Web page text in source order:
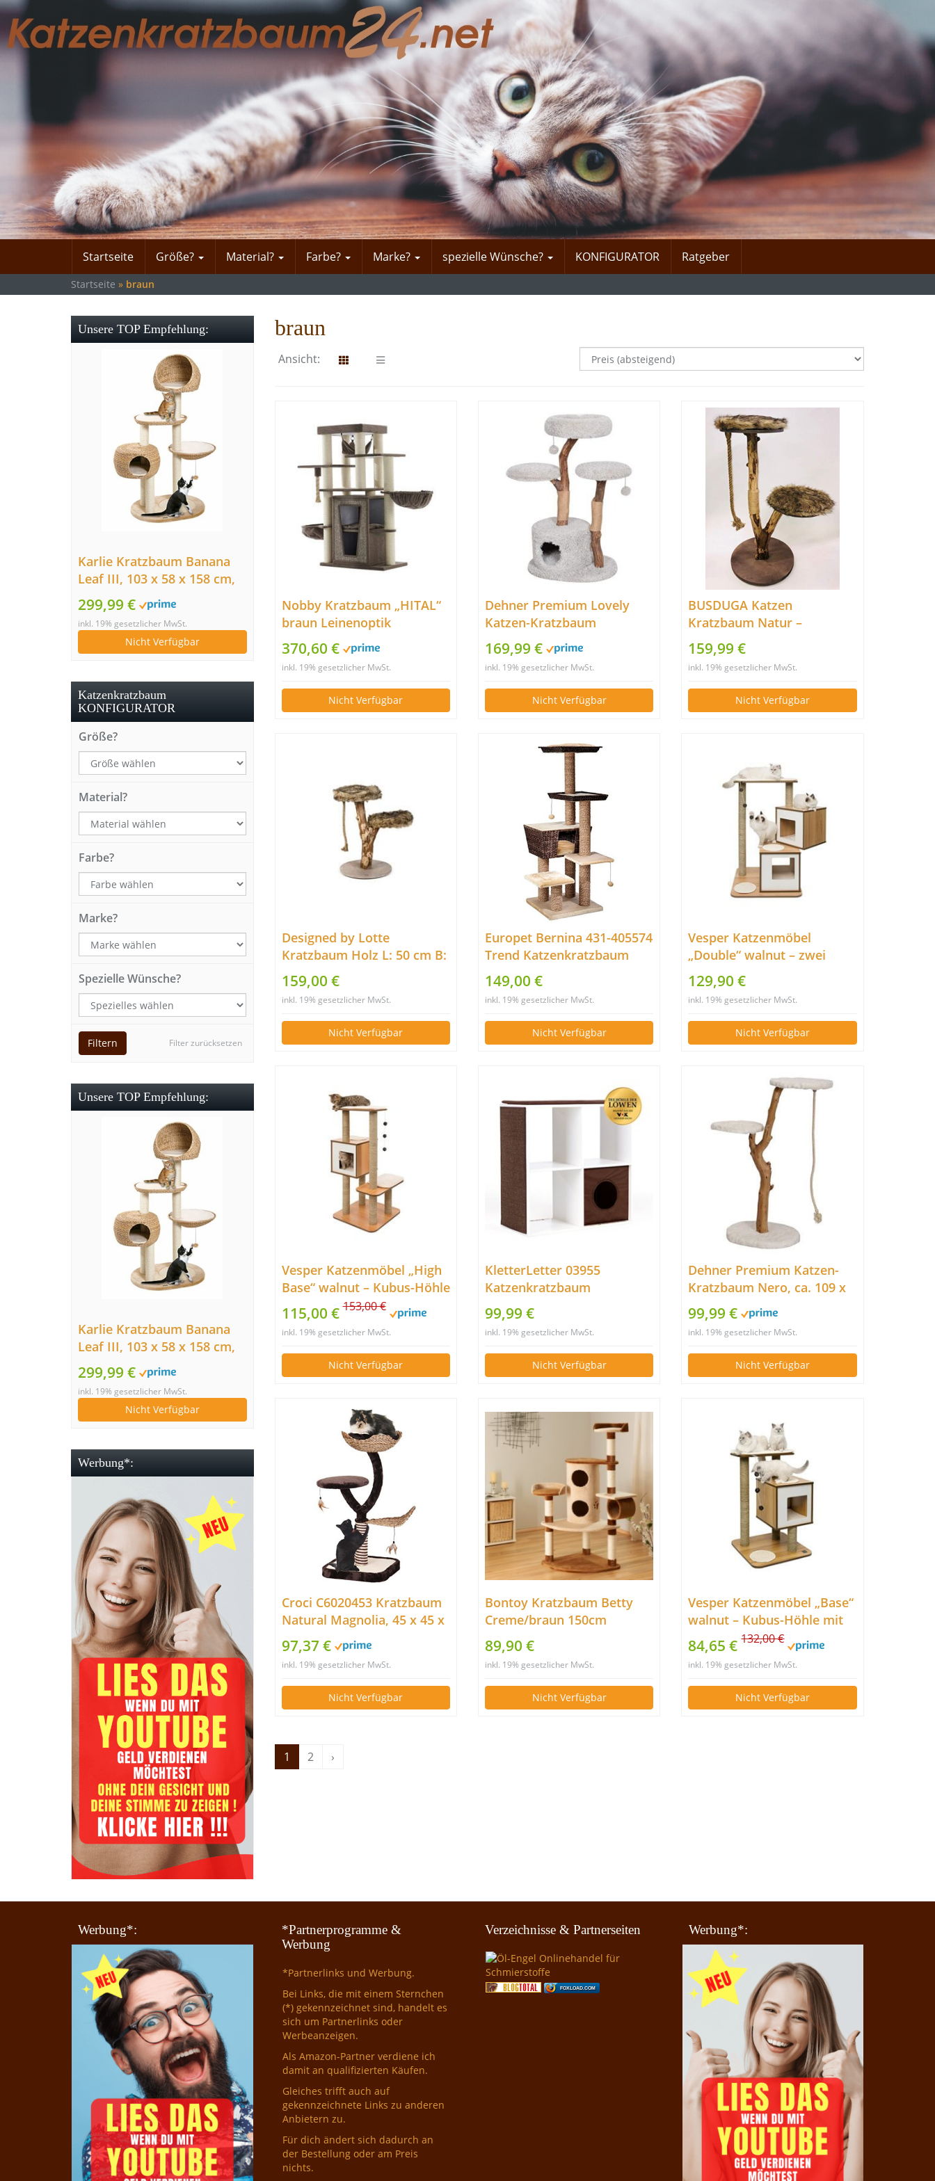
Skip
main
content
Startseite Größe? Material? Farbe? Marke? spezielle Wünsche? KONFIGURATOR Ratgeber
Startseite » braun
braun
Ansicht:
Nobby Kratzbaum „HITAL“
braun Leinenoptik
370,60 €
inkl. 19% gesetzlicher MwSt.
Nicht Verfügbar
Dehner Premium Lovely
Katzen-Kratzbaum
Aufsteigen & Abschalten,
ca. 110 x 60 x 45 cm,
Holz/Plüsch/Sisal, hellgrau
169,99 €
inkl. 19% gesetzlicher MwSt.
Nicht Verfügbar
BUSDUGA Katzen
Kratzbaum Natur –
Echtholz, 3 Größen zur
Wahl (MITTEL)
159,99 €
inkl. 19% gesetzlicher MwSt.
Nicht Verfügbar
Designed by Lotte
Kratzbaum Holz L: 50 cm B:
50 cm H: 68 cm Aviva
159,00 €
inkl. 19% gesetzlicher MwSt.
Nicht Verfügbar
Europet Bernina 431-405574
Trend Katzenkratzbaum
Curacao, 48 x 48 x 141 cm
149,00 €
inkl. 19% gesetzlicher MwSt.
Nicht Verfügbar
Vesper Katzenmöbel
„Double“ walnut – zwei
Kubus-Höhlen mit einer
Plattform
129,90 €
inkl. 19% gesetzlicher MwSt.
Nicht Verfügbar
Vesper Katzenmöbel „High
Base“ walnut – Kubus-Höhle
mit zwei Plattformen
115,00 €153,00 €
inkl. 19% gesetzlicher MwSt.
Nicht Verfügbar
KletterLetter 03955
Katzenkratzbaum
„Würfeloase“ | Grosser
Kratzbaum Für Katzen |
Sisal Teppich Kratzteppich |
Mit Liegeflächen Für Große
Katzen Und Kleine Katzen |
99,99 €
inkl. 19% gesetzlicher MwSt.
Nicht Verfügbar
Dehner Premium Katzen-
Kratzbaum Nero, ca. 109 x
50 x 40 cm, Holz/Plüsch,
braun/weiß
99,99 €
inkl. 19% gesetzlicher MwSt.
Nicht Verfügbar
Croci C6020453 Kratzbaum
Natural Magnolia, 45 x 45 x
99 cm
97,37 €
inkl. 19% gesetzlicher MwSt.
Nicht Verfügbar
Bontoy Kratzbaum Betty
Creme/braun 150cm
89,90 €
inkl. 19% gesetzlicher MwSt.
Nicht Verfügbar
Vesper Katzenmöbel „Base“
walnut – Kubus-Höhle mit
einer Plattform
84,65 €132,00 €
inkl. 19% gesetzlicher MwSt.
Nicht Verfügbar
1 2 ›
Unsere TOP Empfehlung:
Karlie Kratzbaum Banana
Leaf III, 103 x 58 x 158 cm,
beige
299,99 €
inkl. 19% gesetzlicher MwSt.
Nicht Verfügbar
Katzenkratzbaum
KONFIGURATOR
Größe?
Material?
Farbe?
Marke?
Spezielle Wünsche?
Filter zurücksetzen
Filtern
Unsere TOP Empfehlung:
Karlie Kratzbaum Banana
Leaf III, 103 x 58 x 158 cm,
beige
299,99 €
inkl. 19% gesetzlicher MwSt.
Nicht Verfügbar
Werbung*:
Werbung*:
*Partnerprogramme &
Werbung
*Partnerlinks und Werbung.
Bei Links, die mit einem Sternchen
(*) gekennzeichnet sind, handelt es
sich um Partnerlinks oder
Werbeanzeigen.
Als Amazon-Partner verdiene ich
damit an qualifizierten Käufen.
Gleiches trifft auch auf
gekennzeichnete Links zu anderen
Anbietern zu.
Für dich ändert sich dadurch an
der Bestellung oder am Preis
nichts.
Verzeichnisse & Partnerseiten
FOXLOAD.COM
Werbung*: